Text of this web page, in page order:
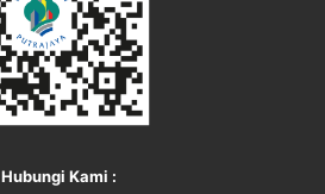
Hubungi Kami :